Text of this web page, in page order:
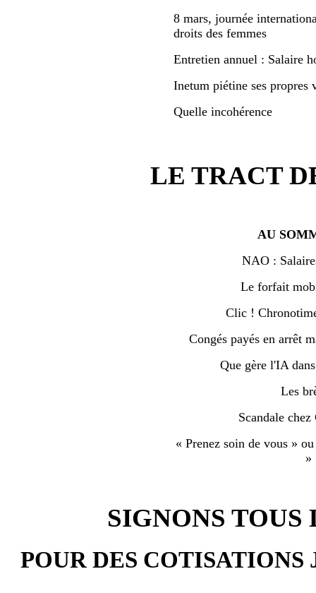
8 mars, journée
droits des femmes
Entretien annuel : Salaire
Inetum piétine ses propres
Quelle incohérence
LE TRACT
AU
NAO :
Le forfait
Clic !
Congés payés en arrêt
Que gère l'IA
Les
Scandale
« Prenez soin de vous »
»
SIGNONS
POUR DES COTISATIONS